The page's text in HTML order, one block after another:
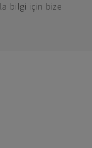
bilgi için bize